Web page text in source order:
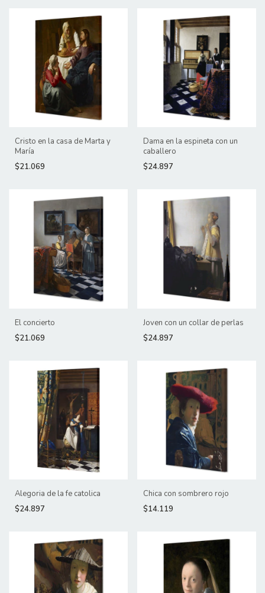
Cristo en la casa de Marta y
María
$21.069
Dama en la espineta con un
caballero
$24.897
El concierto
$21.069
Joven con un collar de perlas
$24.897
Alegoria de la fe catolica
$24.897
Chica con sombrero rojo
$14.119